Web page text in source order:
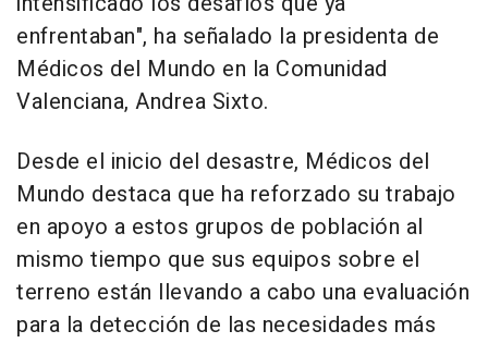
enfrentaban", ha señalado la presidenta de
Médicos del Mundo en la Comunidad
Valenciana, Andrea Sixto.
Desde el inicio del desastre, Médicos del
Mundo destaca que ha reforzado su trabajo
en apoyo a estos grupos de población al
mismo tiempo que sus equipos sobre el
terreno están llevando a cabo una evaluación
para la detección de las necesidades más